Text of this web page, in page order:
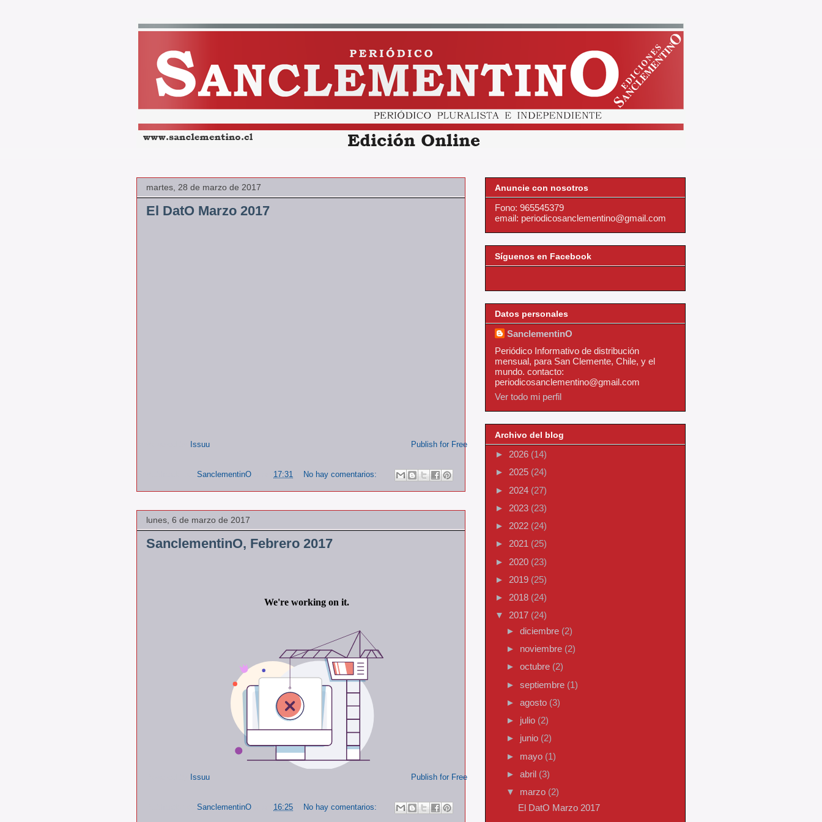
martes, 28 de marzo de 2017
El DatO Marzo 2017
Issuu Publish for Free
SanclementinO 17:31 No hay comentarios:
lunes, 6 de marzo de 2017
SanclementinO, Febrero 2017
Issuu Publish for Free
SanclementinO 16:25 No hay comentarios:
Anuncie con nosotros
Fono: 965545379
email: periodicosanclementino@gmail.com
Síguenos en Facebook
Datos personales
SanclementinO
Periódico Informativo de distribución
mensual, para San Clemente, Chile, y el
mundo. contacto:
periodicosanclementino@gmail.com
Ver todo mi perfil
Archivo del blog
► 2026 (14)
► 2025 (24)
► 2024 (27)
► 2023 (23)
► 2022 (24)
► 2021 (25)
► 2020 (23)
► 2019 (25)
► 2018 (24)
▼ 2017 (24)
► diciembre (2)
► noviembre (2)
► octubre (2)
► septiembre (1)
► agosto (3)
► julio (2)
► junio (2)
► mayo (1)
► abril (3)
▼ marzo (2)
El DatO Marzo 2017